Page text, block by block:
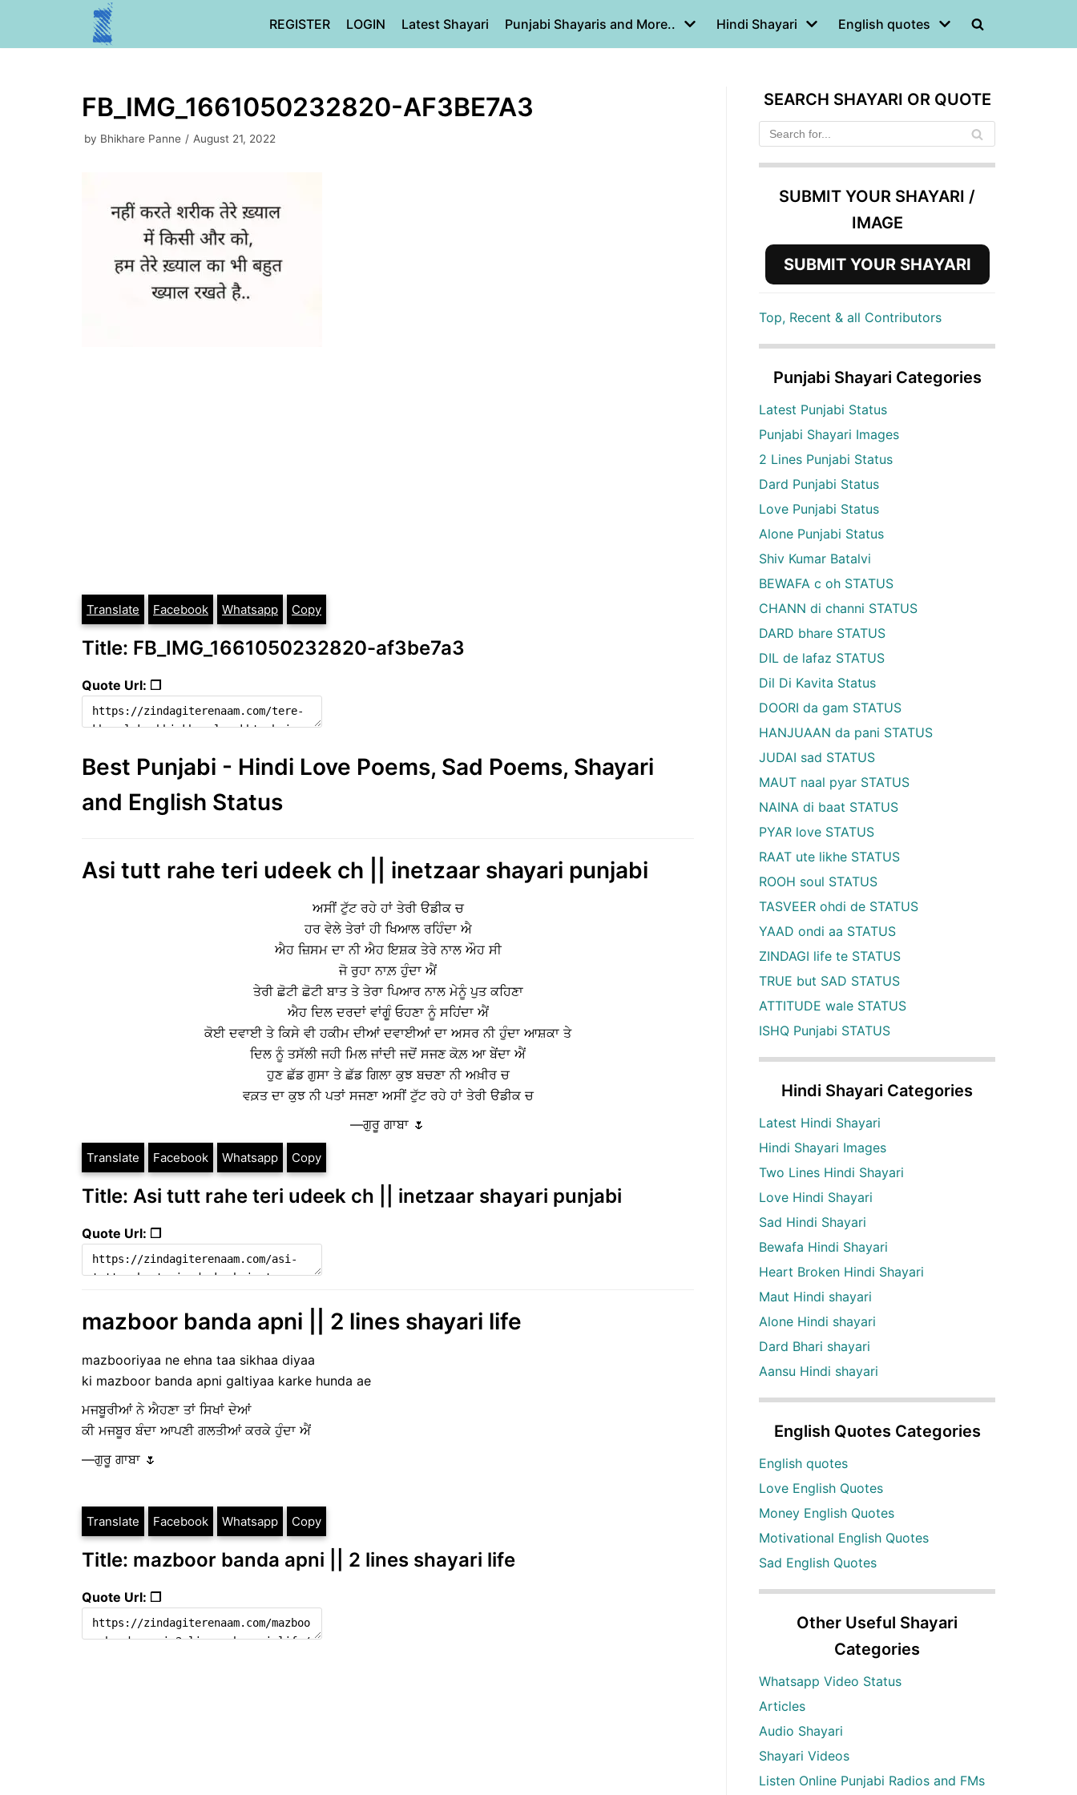
REGISTER LOGIN Latest Shayari Punjabi Shayaris and More.. Hindi Shayari English quotes
FB_IMG_1661050232820-AF3BE7A3
by Bhikhare Panne August 21, 2022
Translate Facebook Whatsapp Copy
Title: FB_IMG_1661050232820-af3be7a3
Quote Url: ❐
Best Punjabi - Hindi Love Poems, Sad Poems, Shayari
and English Status
Asi tutt rahe teri udeek ch || inetzaar shayari punjabi
ਅਸੀਂ ਟੁੱਟ ਰਹੇ ਹਾਂ ਤੇਰੀ ੳਡੀਕ ਚ
ਹਰ ਵੇਲੇ ਤੇਰਾਂ ਹੀ ਖਿਆਲ ਰਹਿੰਦਾ ਐ
ਐਹ ਜ਼ਿਸਮ ਦਾ ਨੀ ਐਹ ਇਸ਼ਕ ਤੇਰੇ ਨਾਲ ਔਹ ਸੀ
ਜੋ ਰੁਹਾ ਨਾਲ਼ ਹੁੰਦਾ ਐਂ
ਤੇਰੀ ਛੋਟੀ ਛੋਟੀ ਬਾਤ ਤੇ ਤੇਰਾ ਪਿਆਰ ਨਾਲ ਮੇਨੂੰ ਪੁਤ ਕਹਿਣਾ
ਐਹ ਦਿਲ ਦਰਦਾਂ ਵਾਂਗੂੰ ਓਹਣਾ ਨੂੰ ਸਹਿਂਦਾ ਐਂ
ਕੋਈ ਦਵਾਈ ਤੇ ਕਿਸੇ ਵੀ ਹਕੀਮ ਦੀਆਂ ਦਵਾਈਆਂ ਦਾ ਅਸਰ ਨੀ ਹੁੰਦਾ ਆਸ਼ਕਾ ਤੇ
ਦਿਲ ਨੂੰ ਤਸੱਲੀ ਜਹੀ ਮਿਲ ਜਾਂਦੀ ਜਦੋਂ ਸਜਣ ਕੋਲ਼ ਆ ਬੇਂਦਾ ਐਂ
ਹੁਣ ਛੱਡ ਗੁਸਾ ਤੇ ਛੱਡ ਗਿਲਾ ਕੁਝ ਬਚਣਾ ਨੀ ਅਖ਼ੀਰ ਚ
ਵਕ਼ਤ ਦਾ ਕੁਝ ਨੀ ਪਤਾਂ ਸਜਣਾ ਅਸੀਂ ਟੁੱਟ ਰਹੇ ਹਾਂ ਤੇਰੀ ੳਡੀਕ ਚ
—ਗੁਰੂ ਗਾਬਾ 🌷
Translate Facebook Whatsapp Copy
Title: Asi tutt rahe teri udeek ch || inetzaar shayari punjabi
Quote Url: ❐
mazboor banda apni || 2 lines shayari life
mazbooriyaa ne ehna taa sikhaa diyaa
ki mazboor banda apni galtiyaa karke hunda ae
ਮਜਬੂਰੀਆਂ ਨੇ ਐਹਣਾ ਤਾਂ ਸਿਖਾਂ ਦੇਆਂ
ਕੀ ਮਜਬੂਰ ਬੰਦਾ ਆਪਣੀ ਗਲਤੀਆਂ ਕਰਕੇ ਹੁੰਦਾ ਐਂ
—ਗੁਰੂ ਗਾਬਾ 🌷
Translate Facebook Whatsapp Copy
Title: mazboor banda apni || 2 lines shayari life
Quote Url: ❐
SEARCH SHAYARI OR QUOTE
SUBMIT YOUR SHAYARI /
IMAGE
SUBMIT YOUR SHAYARI
Top, Recent & all Contributors
Punjabi Shayari Categories
Latest Punjabi Status
Punjabi Shayari Images
2 Lines Punjabi Status
Dard Punjabi Status
Love Punjabi Status
Alone Punjabi Status
Shiv Kumar Batalvi
BEWAFA c oh STATUS
CHANN di channi STATUS
DARD bhare STATUS
DIL de lafaz STATUS
Dil Di Kavita Status
DOORI da gam STATUS
HANJUAAN da pani STATUS
JUDAI sad STATUS
MAUT naal pyar STATUS
NAINA di baat STATUS
PYAR love STATUS
RAAT ute likhe STATUS
ROOH soul STATUS
TASVEER ohdi de STATUS
YAAD ondi aa STATUS
ZINDAGI life te STATUS
TRUE but SAD STATUS
ATTITUDE wale STATUS
ISHQ Punjabi STATUS
Hindi Shayari Categories
Latest Hindi Shayari
Hindi Shayari Images
Two Lines Hindi Shayari
Love Hindi Shayari
Sad Hindi Shayari
Bewafa Hindi Shayari
Heart Broken Hindi Shayari
Maut Hindi shayari
Alone Hindi shayari
Dard Bhari shayari
Aansu Hindi shayari
English Quotes Categories
English quotes
Love English Quotes
Money English Quotes
Motivational English Quotes
Sad English Quotes
Other Useful Shayari
Categories
Whatsapp Video Status
Articles
Audio Shayari
Shayari Videos
Listen Online Punjabi Radios and FMs